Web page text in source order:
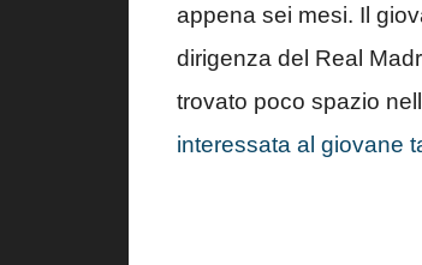
appena sei mesi. Il
dirigenza del Real
trovato poco spazio
interessata al giovane